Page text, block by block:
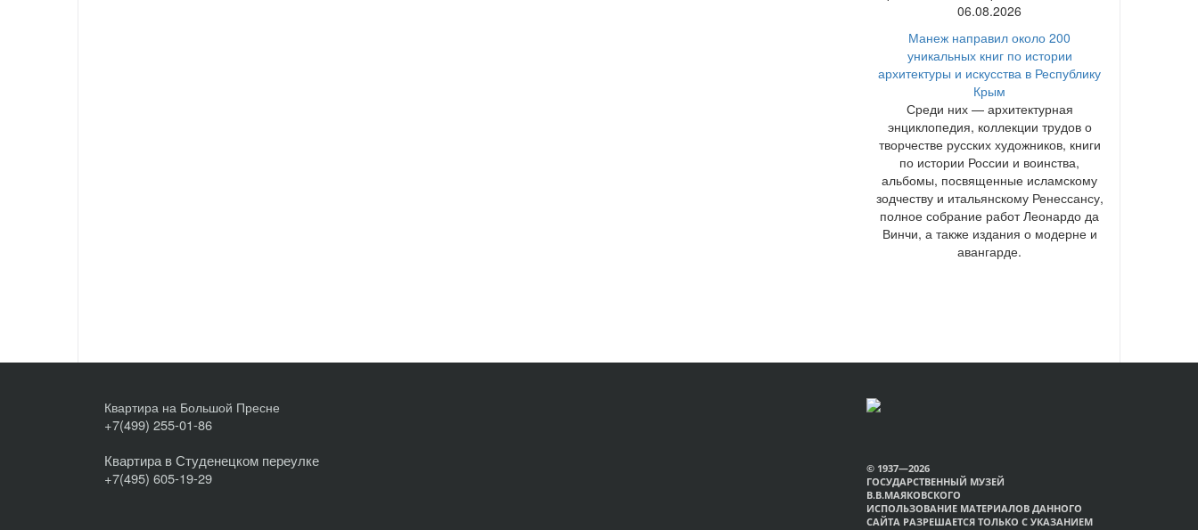
06.08.2026
Манеж направил около 200
уникальных книг по истории
архитектуры и искусства в Республику
Крым
Среди них — архитектурная
энциклопедия, коллекции трудов о
творчестве русских художников, книги
по истории России и воинства,
альбомы, посвященные исламскому
зодчеству и итальянскому Ренессансу,
полное собрание работ Леонардо да
Винчи, а также издания о модерне и
авангарде.
© 1937—2026
ГОСУДАРСТВЕННЫЙ МУЗЕЙ
В.В.МАЯКОВСКОГО
ИСПОЛЬЗОВАНИЕ МАТЕРИАЛОВ ДАННОГО
САЙТА РАЗРЕШАЕТСЯ ТОЛЬКО С УКАЗАНИЕМ
Квартира на Большой Пресне
+7(499) 255-01-86
Квартира в Студенецком переулке
+7(495) 605-19-29